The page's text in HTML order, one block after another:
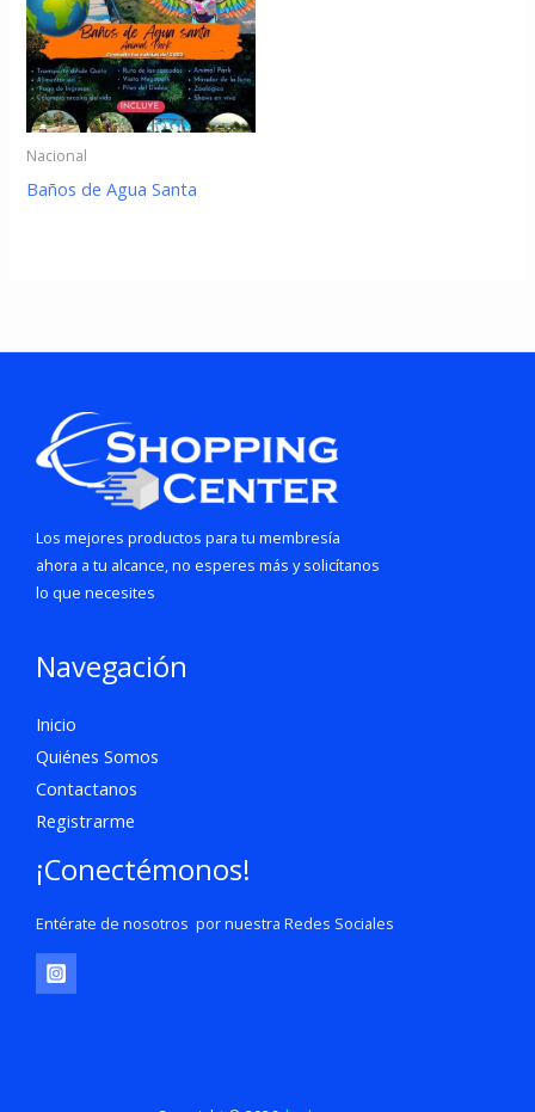
Nacional
Baños de Agua Santa
Los mejores productos para tu membresía
ahora a tu alcance, no esperes más y solicítanos
lo que necesites
Navegación
Inicio
Quiénes Somos
Contactanos
Registrarme
¡Conectémonos!
Entérate de nosotros por nuestra Redes Sociales